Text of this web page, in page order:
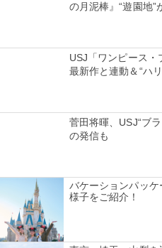
の月泥棒』“遊園地”
USJ「ワンピース・
最新作と連動＆“ハ
菅田将暉、USJ“ブ
の発信も
バケーションパッ
様子をご紹介！